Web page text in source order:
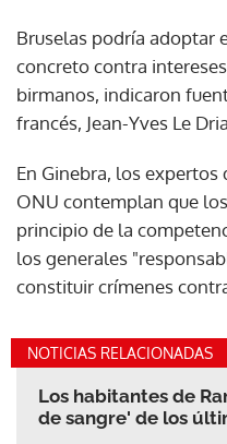
Bruselas podría adoptar
concreto contra
birmanos, indicaron
francés, Jean-Yves Le
En Ginebra, los expertos
ONU contemplan que
principio de la
los generales
constituir crímenes
NOTICIAS RELACIONADAS
Los habitantes de
de sangre' de los